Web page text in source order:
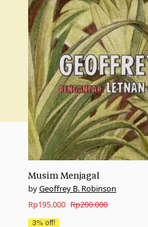
Musim Menjagal
Geoffrey B. Robinson
Rp200.000
Original
price
Rp195.000
Current
price
3% off!